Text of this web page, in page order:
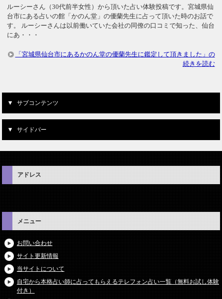
ルーシーさん（30代前半女性）から頂いた占い体験投稿です。宮城県仙
台市にある占いの館「かのん堂」の優蘭先生に占って頂いた時のお話で
す。 ルーシーさんは以前働いていた会社の同僚の口コミで知った、仙台
にあ・・・
「宮城県仙台市にあるかのん堂の優蘭先生に鑑定して頂きました」の
続きを読む
サブコンテンツ
サイドバー
アドレス
メニュー
お問い合わせ
サイト更新情報
当サイトについて
自宅から本格占い師に占ってもらえるテレフォン占い一覧（無料お試し体験
付き）